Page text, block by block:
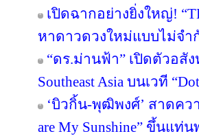
เปิดฉากอย่างยิ่งใหญ่!
หาดาวดวงใหม่แบบไม่จำ
“ดร.ม่านฟ้า” เปิดตัวอสั
Southeast Asia บนเวที
‘บิวกิ้น-พุฒิพงศ์’ สาดคว
are My Sunshine” ขึ้นแ